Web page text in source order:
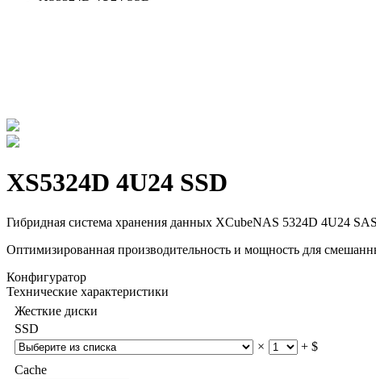
XS5324D 4U24 SSD
Гибридная система хранения данных XCubeNAS 5324D 4U24
Оптимизированная производительность и мощность для
Конфигуратор
Технические характеристики
Жесткие диски
SSD
×
+ $
Cache